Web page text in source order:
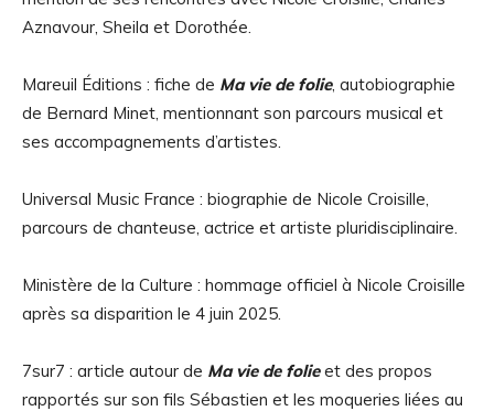
Aznavour, Sheila et Dorothée.
Mareuil Éditions : fiche de Ma vie de folie, autobiographie
de Bernard Minet, mentionnant son parcours musical et
ses accompagnements d’artistes.
Universal Music France : biographie de Nicole Croisille,
parcours de chanteuse, actrice et artiste pluridisciplinaire.
Ministère de la Culture : hommage officiel à Nicole Croisille
après sa disparition le 4 juin 2025.
7sur7 : article autour de Ma vie de folieet des propos
rapportés sur son fils Sébastien et les moqueries liées au